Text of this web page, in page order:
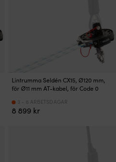
Lintrumma Seldén CX15, Ø120 mm,
för Ø11 mm AT-kabel, för Code 0
8 899 kr
3 - 6 ARBETSDAGAR